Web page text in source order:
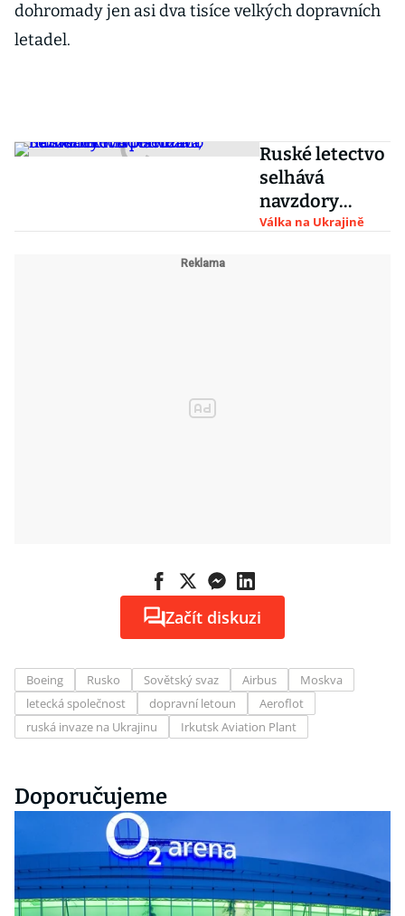
dohromady jen asi dva tisíce velkých dopravních
letadel.
Ruské letectvo
selhává
navzdory
modernizaci,
Válka na Ukrajině
Začít diskuzi
Boeing Rusko Sovětský svaz Airbus
Moskva
letecká společnost
dopravní letoun
Aeroflot
ruská invaze na Ukrajinu
Irkutsk Aviation Plant
Doporučujeme